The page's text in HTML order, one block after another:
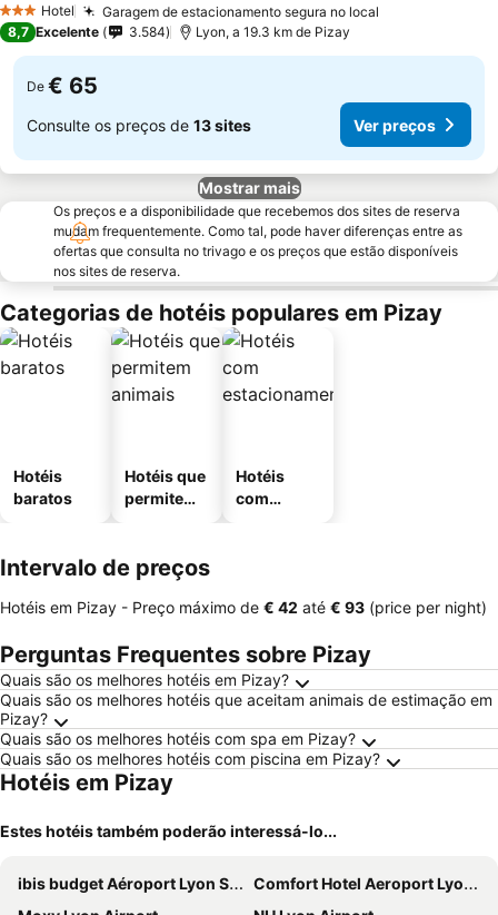
3 EstrelasHotel Garagem de estacionamento segura no local
8,7 Excelente 3.584 Lyon, a 19.3 km de Pizay
De € 65
Consulte os preços de 13 sites Ver preços
Mostrar mais
Os preços e a disponibilidade que recebemos dos sites de reserva
mudam frequentemente. Como tal, pode haver diferenças entre as
ofertas que consulta no trivago e os preços que estão disponíveis
nos sites de reserva.
Categorias de hotéis populares em Pizay
Hotéis
baratos
Hotéis que
permitem
Hotéis
com
Intervalo de preços
Hotéis em Pizay - Preço máximo de ‎€ 42 até ‎€ 93 (price per night)
Perguntas Frequentes sobre Pizay
Quais são os melhores hotéis em Pizay?
Quais são os melhores hotéis que aceitam animais de estimação em
Pizay?
Quais são os melhores hotéis com spa em Pizay?
Quais são os melhores hotéis com piscina em Pizay?
Hotéis em Pizay
Estes hotéis também poderão interessá-lo...
ibis budget Aéroport Lyon Saint Exupéry
Comfort Hotel Aeroport Lyon St Exupery